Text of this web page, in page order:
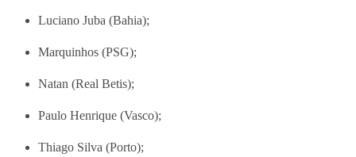
Luciano Juba (Bahia);
Marquinhos (PSG);
Natan (Real Betis);
Paulo Henrique (Vasco);
Thiago Silva (Porto);